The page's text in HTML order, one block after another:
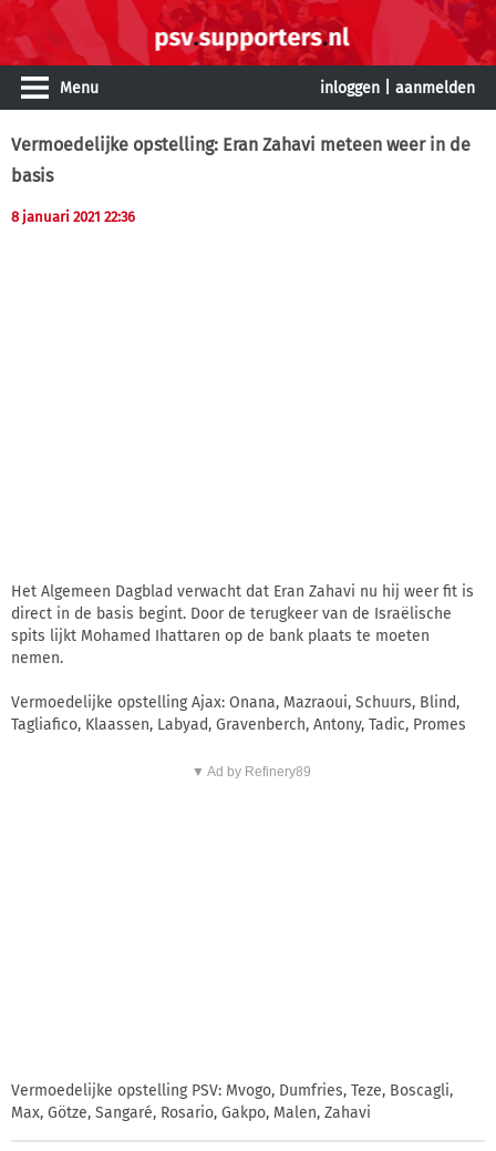
Menu inloggen aanmelden
Vermoedelijke opstelling: Eran Zahavi meteen weer in de
basis
8 januari 2021 22:36
Het Algemeen Dagblad verwacht dat Eran Zahavi nu hij weer fit is
direct in de basis begint. Door de terugkeer van de Israëlische
spits lijkt Mohamed Ihattaren op de bank plaats te moeten
nemen.
Vermoedelijke opstelling Ajax: Onana, Mazraoui, Schuurs, Blind,
Tagliafico, Klaassen, Labyad, Gravenberch, Antony, Tadic, Promes
▼ Ad by Refinery89
Vermoedelijke opstelling PSV: Mvogo, Dumfries, Teze, Boscagli,
Max, Götze, Sangaré, Rosario, Gakpo, Malen, Zahavi